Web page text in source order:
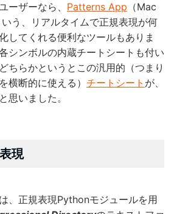
ーザーなら、 Patterns App （Mac
う、リアルタイムで正規表現が何
してくれる便利なツールもありま
シンボルの内蔵チートシートも付い
ちらかというとこの汎用的（つまり
横断的に使える） チートシート が、
思いました。
現
、正規表現Pythonモジュールを用